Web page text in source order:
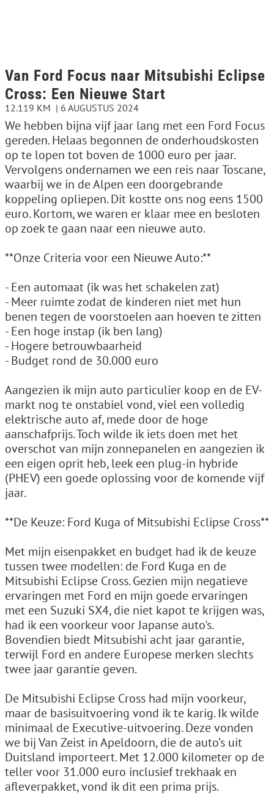
Van Ford Focus naar Mitsubishi Eclipse
Cross: Een Nieuwe Start
12.119 KM 6 AUGUSTUS 2024
We hebben bijna vijf jaar lang met een Ford Focus
gereden. Helaas begonnen de onderhoudskosten
op te lopen tot boven de 1000 euro per jaar.
Vervolgens ondernamen we een reis naar Toscane,
waarbij we in de Alpen een doorgebrande
koppeling opliepen. Dit kostte ons nog eens 1500
euro. Kortom, we waren er klaar mee en besloten
op zoek te gaan naar een nieuwe auto.
**Onze Criteria voor een Nieuwe Auto:**
- Een automaat (ik was het schakelen zat)
- Meer ruimte zodat de kinderen niet met hun
benen tegen de voorstoelen aan hoeven te zitten
- Een hoge instap (ik ben lang)
- Hogere betrouwbaarheid
- Budget rond de 30.000 euro
Aangezien ik mijn auto particulier koop en de EV-
markt nog te onstabiel vond, viel een volledig
elektrische auto af, mede door de hoge
aanschafprijs. Toch wilde ik iets doen met het
overschot van mijn zonnepanelen en aangezien ik
een eigen oprit heb, leek een plug-in hybride
(PHEV) een goede oplossing voor de komende vijf
jaar.
**De Keuze: Ford Kuga of Mitsubishi Eclipse Cross**
Met mijn eisenpakket en budget had ik de keuze
tussen twee modellen: de Ford Kuga en de
Mitsubishi Eclipse Cross. Gezien mijn negatieve
ervaringen met Ford en mijn goede ervaringen
met een Suzuki SX4, die niet kapot te krijgen was,
had ik een voorkeur voor Japanse auto's.
Bovendien biedt Mitsubishi acht jaar garantie,
terwijl Ford en andere Europese merken slechts
twee jaar garantie geven.
De Mitsubishi Eclipse Cross had mijn voorkeur,
maar de basisuitvoering vond ik te karig. Ik wilde
minimaal de Executive-uitvoering. Deze vonden
we bij Van Zeist in Apeldoorn, die de auto’s uit
Duitsland importeert. Met 12.000 kilometer op de
teller voor 31.000 euro inclusief trekhaak en
afleverpakket, vond ik dit een prima prijs.